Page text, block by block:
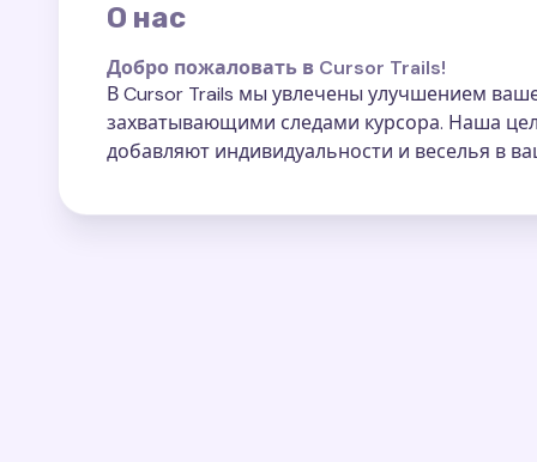
О нас
Добро пожаловать в Cursor Trails!
В Cursor Trails мы увлечены улучшением
захватывающими следами курсора. Наша
добавляют индивидуальности и веселья в